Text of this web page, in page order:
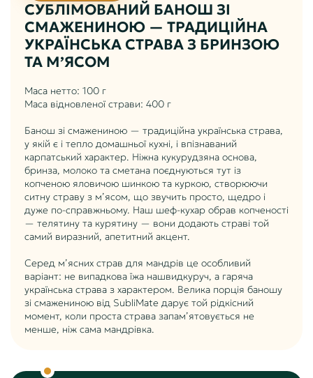
СУБЛІМОВАНИЙ БАНОШ ЗІ
СМАЖЕНИНОЮ — ТРАДИЦІЙНА
УКРАЇНСЬКА СТРАВА З БРИНЗОЮ
ТА М’ЯСОМ
Маса нетто: 100 г
Маса відновленої страви: 400 г
Банош зі смажениною — традиційна українська страва,
у якій є і тепло домашньої кухні, і впізнаваний
карпатський характер. Ніжна кукурудзяна основа,
бринза, молоко та сметана поєднуються тут із
копченою яловичою шинкою та куркою, створюючи
ситну страву з м’ясом, що звучить просто, щедро і
дуже по-справжньому. Наш шеф-кухар обрав копченості
— телятину та курятину — вони додають страві той
самий виразний, апетитний акцент.
Серед м’ясних страв для мандрів це особливий
варіант: не випадкова їжа нашвидкуруч, а гаряча
українська страва з характером. Велика порція баношу
зі смажениною від SubliMate дарує той рідкісний
момент, коли проста страва запам’ятовується не
менше, ніж сама мандрівка.